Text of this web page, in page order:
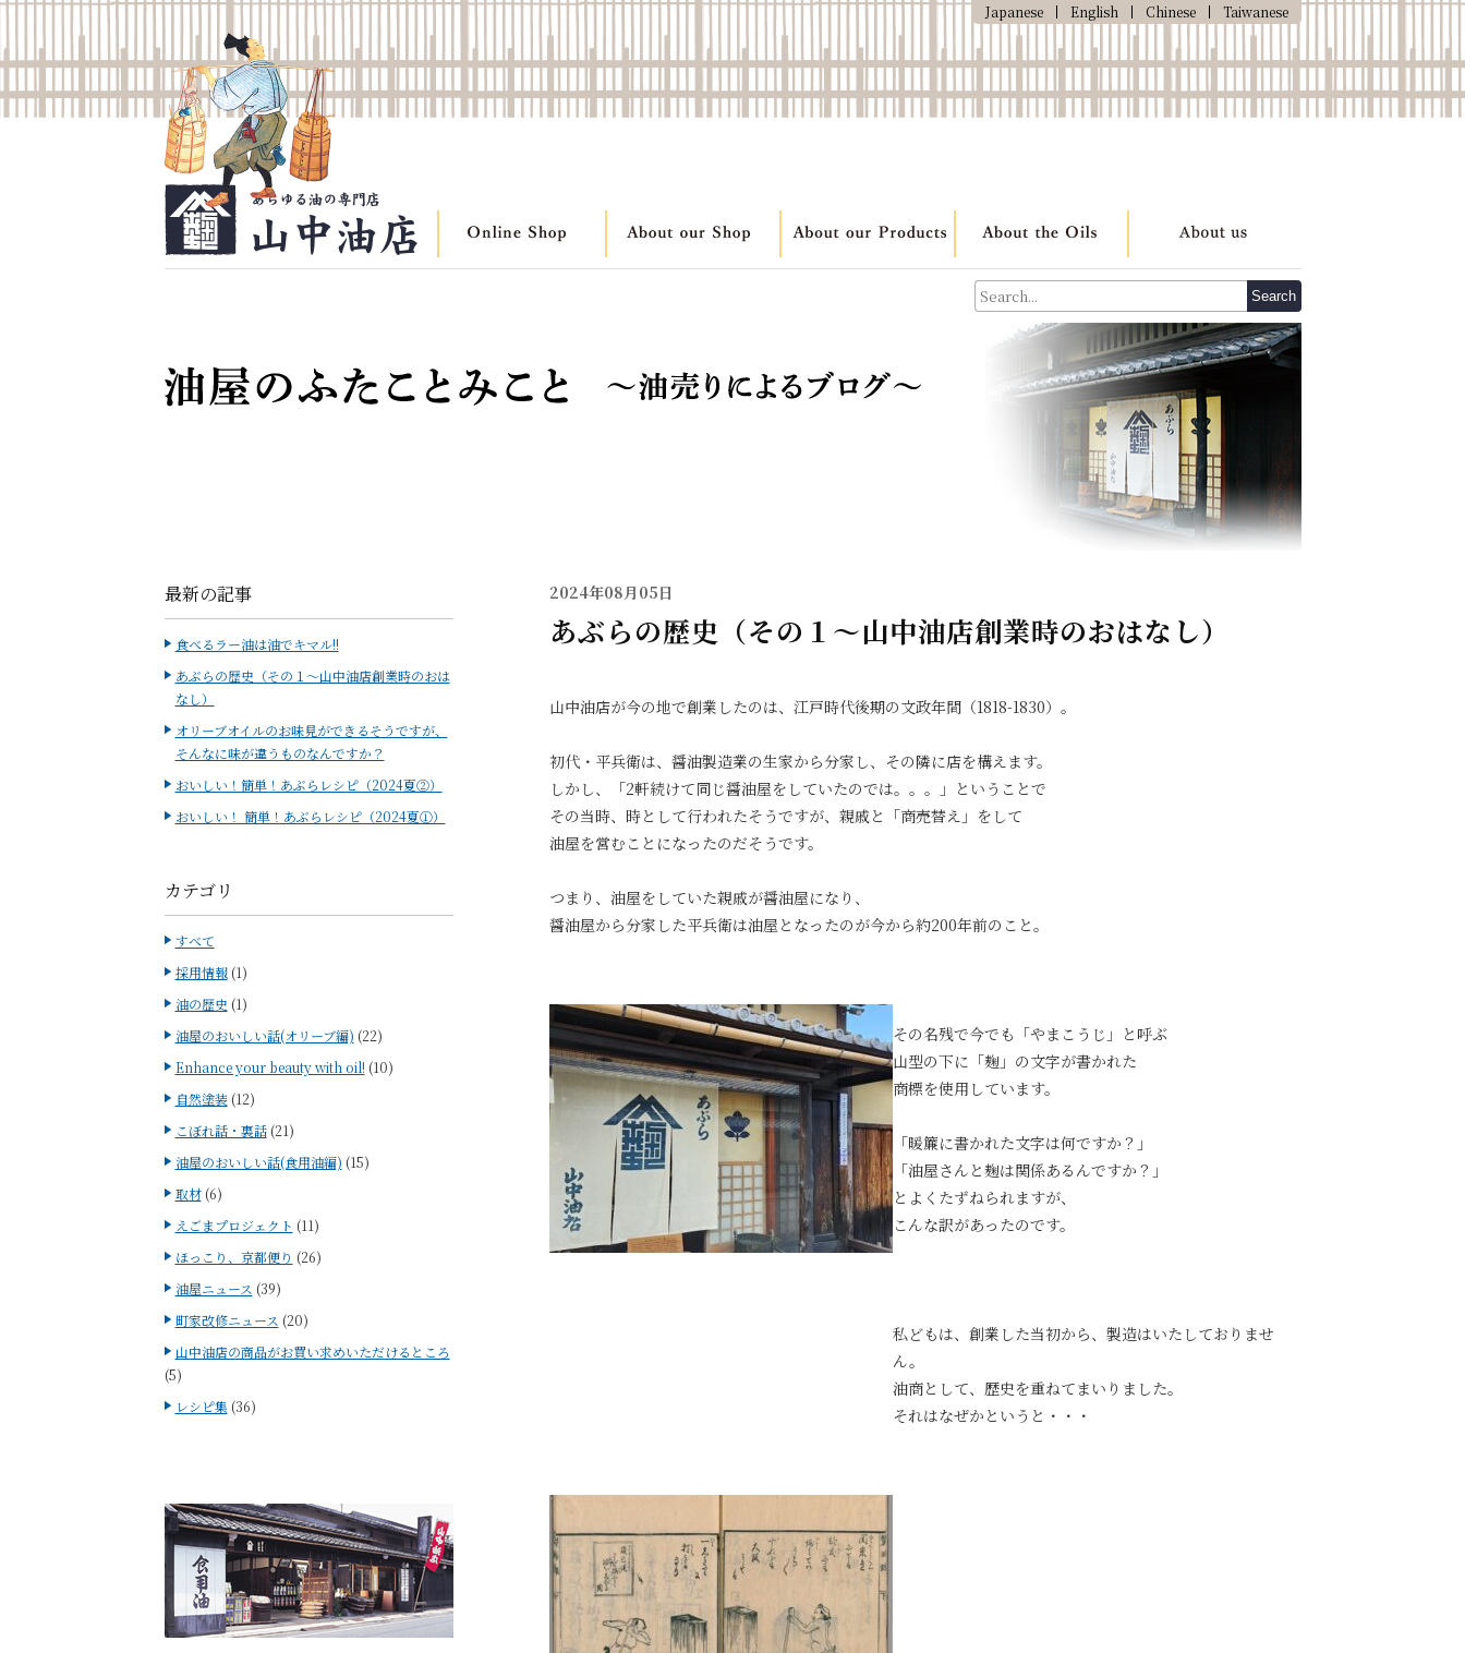
Japanese English Chinese Taiwanese
Search
2024年08月05日
あぶらの歴史（その１～山中油店創業時のおはなし）
山中油店が今の地で創業したのは、江戸時代後期の文政年間（1818-1830）。
初代・平兵衛は、醤油製造業の生家から分家し、その隣に店を構えます。
しかし、「2軒続けて同じ醤油屋をしていたのでは。。。」ということで
その当時、時として行われたそうですが、親戚と「商売替え」をして
油屋を営むことになったのだそうです。
つまり、油屋をしていた親戚が醤油屋になり、
醤油屋から分家した平兵衛は油屋となったのが今から約200年前のこと。
その名残で今でも「やまこうじ」と呼ぶ
山型の下に「麹」の文字が書かれた
商標を使用しています。
「暖簾に書かれた文字は何ですか？」
「油屋さんと麹は関係あるんですか？」
とよくたずねられますが、
こんな訳があったのです。
私どもは、創業した当初から、製造はいたしておりませ
ん。
油商として、歴史を重ねてまいりました。
それはなぜかというと・・・
最新の記事
食べるラー油は油でキマル!!
あぶらの歴史（その１～山中油店創業時のおは
なし）
オリーブオイルのお味見ができるそうですが、
そんなに味が違うものなんですか？
おいしい！簡単！あぶらレシピ（2024夏②）
おいしい！ 簡単！あぶらレシピ（2024夏①）
カテゴリ
すべて
採用情報(1)
油の歴史 (1)
油屋のおいしい話(オリーブ編) (22)
Enhance your beauty with oil! (10)
自然塗装(12)
こぼれ話・裏話(21)
油屋のおいしい話(食用油編) (15)
取材(6)
えごまプロジェクト (11)
ほっこり、京都便り (26)
油屋ニュース (39)
町家改修ニュース (20)
山中油店の商品がお買い求めいただけるところ
(5)
レシピ集(36)